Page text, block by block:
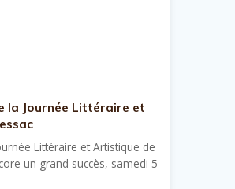
la Journée Littéraire et
Littéraire et Artistique de
un grand succès, samedi 5